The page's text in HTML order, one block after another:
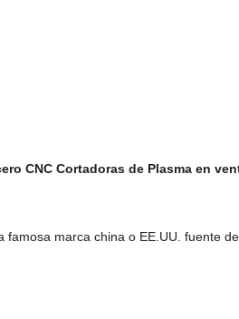
CNC Cortadoras de Plasma en
marca china o EE.UU. fuente